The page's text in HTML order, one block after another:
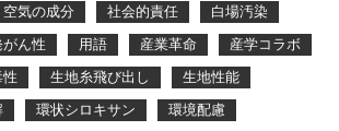
空気の成分 社会的責任
白場汚染
ん性 用語 産業革命
産学コラボ
生地糸飛び出し
生地性能
環状シロキサン
環境配慮